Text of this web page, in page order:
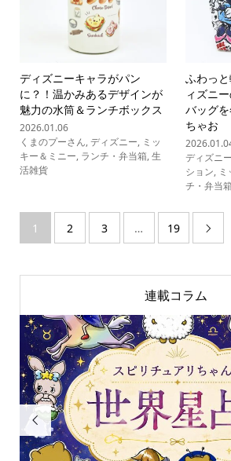
ディズニーキャラがパン
に？！温かみあるデザインが
魅力の水筒＆ランチボックス
2026.01.06
くまのプーさん,ディズニー, ミッ
キー＆ミニー, ランチ・弁当箱,生
活雑貨
ふわっ
ィズニ
バッグ
ちゃお
ディズニー
ション,
チ・弁当箱
1 2 3 … 19 
連載コラム
